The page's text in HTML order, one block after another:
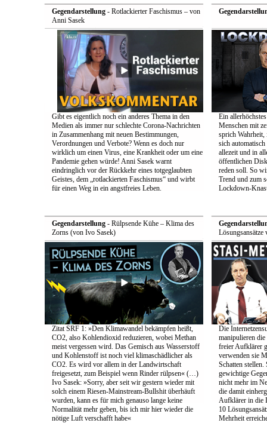
Gegendarstellung- Rotlackierter Faschismus – von
Anni Sasek
Gibt es eigentlich noch ein anderes Thema in den
Medien als immer nur schlechte Corona-Nachrichten
in Zusammenhang mit neuen Bestimmungen,
Verordnungen und Verbote? Wenn es doch nur
wirklich um einen Virus, eine Krankheit oder um eine
Pandemie gehen würde! Anni Sasek warnt
eindringlich vor der Rückkehr eines totgeglaubten
Geistes, dem „rotlackierten Faschismus“ und wirbt
für einen Weg in ein angstfreies Leben.
Ein
Menschen mit
sprich Wahrheit,
sich
allezeit und in
öffentlichen
reden soll. So
Trend und zum
Lockdown-
Gegendarstellung- Rülpsende Kühe – Klima des
Zorns (von Ivo Sasek)
Zitat SRF 1: »Den Klimawandel bekämpfen heißt,
CO2, also Kohlendioxid reduzieren, wobei Methan
meist vergessen wird. Das Gemisch aus Wasserstoff
und Kohlenstoff ist noch viel klimaschädlicher als
CO2. Es wird vor allem in der Landwirtschaft
freigesetzt, zum Beispiel wenn Rinder rülpsen« (…)
Ivo Sasek: »Sorry, aber seit wir gestern wieder mit
solch einem Riesen-Mainstream-Bullshit überhäuft
wurden, kann es für mich genauso lange keine
Normalität mehr geben, bis ich mir hier wieder die
nötige Luft verschafft habe«
Lösungsansätze
Die
manipulieren die
freier Aufklärer
verwenden sie
Schatten
gewichtige
nicht mehr im
die damit
Aufklärer in die
10
Mehrheit